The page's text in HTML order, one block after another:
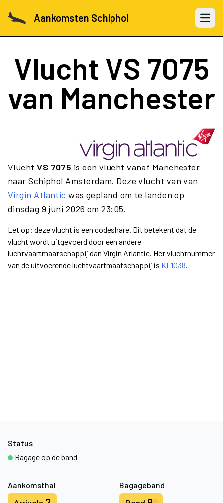
Aankomsten Schiphol Open
Vlucht VS 7075
van Manchester
VluchtVS 7075 is een vlucht vanaf Manchester
naar Schiphol Amsterdam. Deze vlucht van van
Virgin Atlantic was gepland om te landen op
dinsdag 9 juni 2026 om 23:05.
Let op: deze vlucht is een codeshare. Dit betekent dat de
vlucht wordt uitgevoerd door een andere
luchtvaartmaatschappij dan Virgin Atlantic. Het vluchtnummer
van de uitvoerende luchtvaartmaatschappij is KL1038.
Aankomsthal Bagageband
Status
Bagage op de band